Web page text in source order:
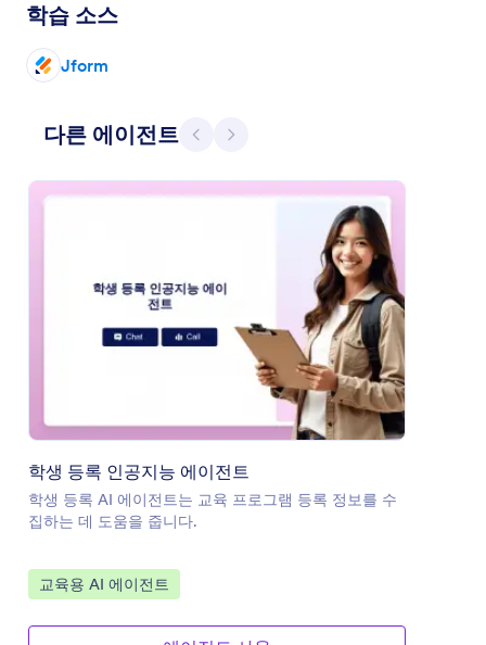
학습 소스
Jform
다른 에이전트 이전다음
학생 등록 인공지능 에이전트
학생 등록 AI 에이전트는 교육 프로그램 등록 정보를 수
집하는 데 도움을 줍니다.
카테고리로 이동:
교육용 AI 에이전트